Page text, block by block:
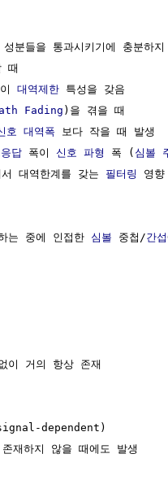
분들을 통과시키기에 충분하
때
대역제한 특성을 갖음
Fading)을 겪을 때
호 대역폭 보다 작을 때 발
답 폭이 신호 파형 폭 ( 심볼
서 대역한계를 갖는 필터링 영
는 중에 인접한 심볼 중첩/간섭
이 거의 항상 존재
dependent)
재하지 않을 때에도 발생